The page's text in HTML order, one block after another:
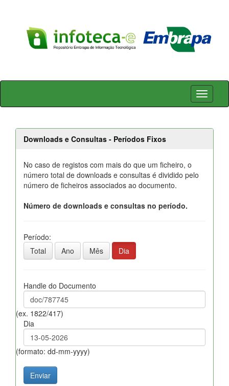
Skip
Downloads e Consultas - Períodos Fixos
No caso de registos com mais do que um ficheiro, o
número total de downloads e consultas é dividido pelo
número de ficheiros associados ao documento.
Número de downloads e consultas no período.
Período:
Total
Ano Mês Dia
Handle do Documento
(ex. 1822/417)
Dia
(formato: dd-mm-yyyy)